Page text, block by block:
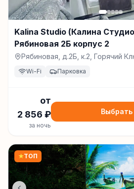
Kalina Studio (Калина
Рябиновая 2Б корпус 2
Рябиновая, д.2Б, к.2, Горячий
Wi-Fi Парковка
от
2 856 ₽
за ночь
★ТОП